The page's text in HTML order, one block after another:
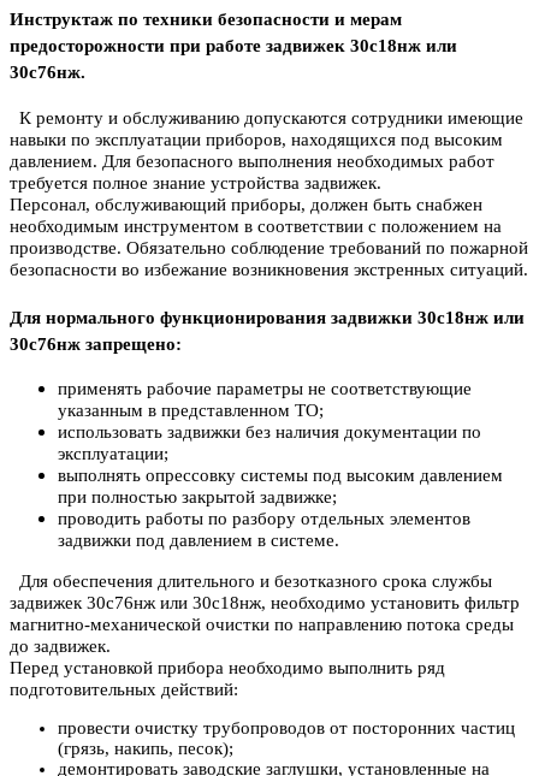
Инструктаж по техники безопасности и мерам
предосторожности при работе задвижек 30с18нж или
30с76нж.
К ремонту и обслуживанию допускаются сотрудники имеющие
навыки по эксплуатации приборов, находящихся под высоким
давлением. Для безопасного выполнения необходимых работ
требуется полное знание устройства задвижек.
Персонал, обслуживающий приборы, должен быть снабжен
необходимым инструментом в соответствии с положением на
производстве. Обязательно соблюдение требований по пожарной
безопасности во избежание возникновения экстренных ситуаций.
Для нормального функционирования задвижки 30с18нж или
30с76нж запрещено:
применять рабочие параметры не соответствующие
указанным в представленном ТО;
использовать задвижки без наличия документации по
эксплуатации;
выполнять опрессовку системы под высоким давлением
при полностью закрытой задвижке;
проводить работы по разбору отдельных элементов
задвижки под давлением в системе.
Для обеспечения длительного и безотказного срока службы
задвижек 30с76нж или 30с18нж, необходимо установить фильтр
магнитно-механической очистки по направлению потока среды
до задвижек.
Перед установкой прибора необходимо выполнить ряд
подготовительных действий:
провести очистку трубопроводов от посторонних частиц
(грязь, накипь, песок);
демонтировать заводские заглушки, установленные на